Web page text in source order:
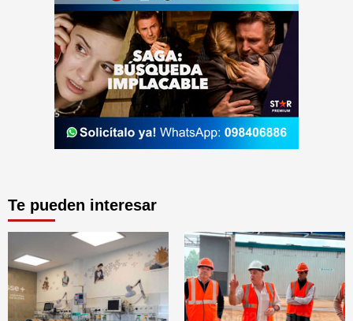
Te pueden interesar